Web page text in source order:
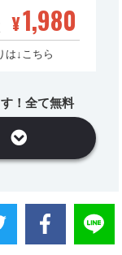
¥1,980
は↓こちら
！全て無料